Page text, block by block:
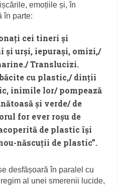
emoțiile și, în
în parte:
cei tineri și
și urși, iepurași, omizi,/
Translucizi.
cu plastic,/ dinții
inimile lor/ pompează
și verde/ de
for ever roșu de
de plastic își
născuții de plastic”.
desfășoară în paralel cu
al unei smerenii lucide,